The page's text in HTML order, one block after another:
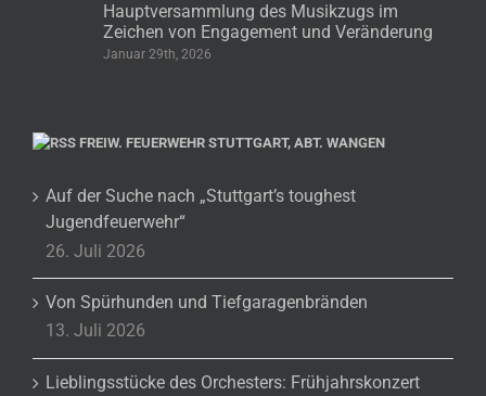
Hauptversammlung des Musikzugs im
Zeichen von Engagement und Veränderung
Januar 29th, 2026
FREIW. FEUERWEHR STUTTGART, ABT. WANGEN
Auf der Suche nach „Stuttgart’s toughest
Jugendfeuerwehr“
26. Juli 2026
Von Spürhunden und Tiefgaragenbränden
13. Juli 2026
Lieblingsstücke des Orchesters: Frühjahrskonzert